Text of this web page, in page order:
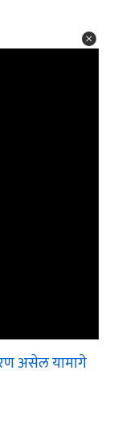
असेल यामागे